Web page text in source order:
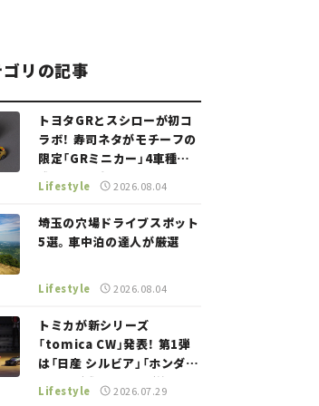
リの記事
トヨタGRとスシローが初コ
ラボ！ 寿司ネタがモチーフの
限定「GRミニカー」4車種が
登場。入手方法は？【クルマ
とホビー】
Lifestyle 2026.08.04
埼玉の穴場ドライブスポット
5選。車中泊の達人が厳選
Lifestyle 2026.08.04
トミカが新シリーズ
「tomica CW」発表！ 第1弾
は「日産 シルビア」「ホンダ
NSX」が登場。世界が注目す
る“JDM"に焦点【クルマとホ
Lifestyle 2026.07.29